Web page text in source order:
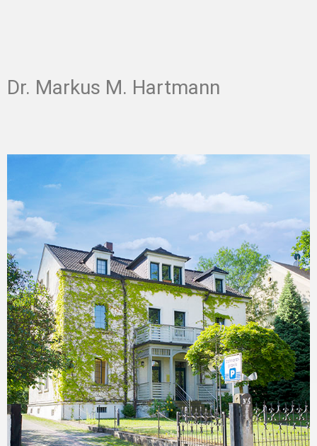
Dr. Markus M. Hartmann